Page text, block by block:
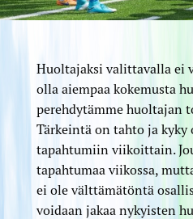
Huoltajaksi valittavalla ei
olla aiempaa kokemusta
perehdytämme huoltajan
Tärkeintä on tahto ja kyky
tapahtumiin viikoittain.
tapahtumaa viikossa,
ei ole välttämätöntä
voidaan jakaa nykyisten